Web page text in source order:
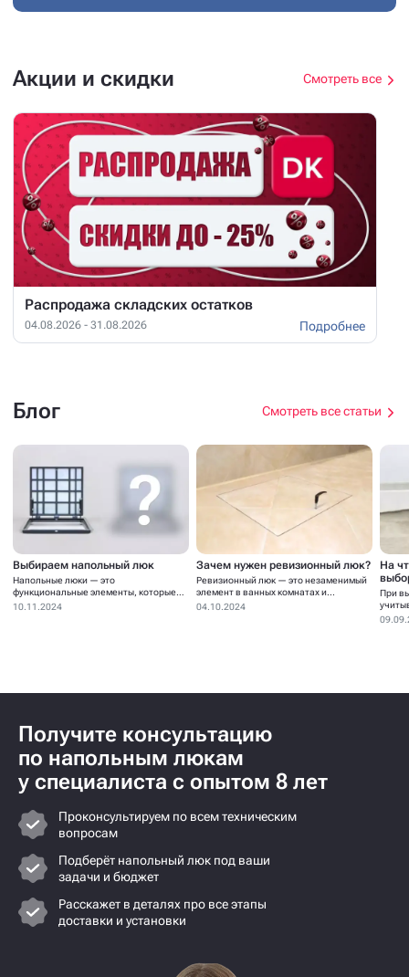
Акции и скидки Смотреть все
Распродажа складских остатков
04.08.2026 - 31.08.2026 Подробнее
Блог Смотреть все статьи
Выбираем напольный люк
Напольные люки — это
функциональные элементы, которые
устанавливаются для...
10.11.2024
Зачем нужен ревизионный люк?
Ревизионный люк — это незаменимый
элемент в ванных комнатах и...
04.10.2024
На
При
Получите консультацию
по напольным люкам
у специалиста с опытом 8 лет
Проконсультируем по всем техническим
вопросам
Подберёт напольный люк под ваши
задачи и бюджет
Расскажет в деталях про все этапы
доставки и установки